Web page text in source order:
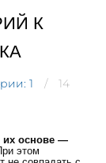
К
1
14
их основе —
этом